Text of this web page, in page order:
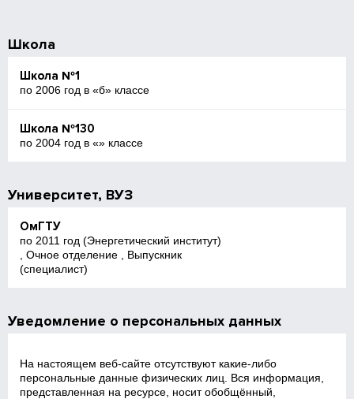
Школа
Школа №1
по 2006 год в «б» классе
Школа №130
по 2004 год в «» классе
Университет, ВУЗ
ОмГТУ
по 2011 год (Энергетический институт)
, Очное отделение , Выпускник
(специалист)
Уведомление о персональных данных
На настоящем веб‑сайте отсутствуют какие‑либо
персональные данные физических лиц. Вся информация,
представленная на ресурсе, носит обобщённый,